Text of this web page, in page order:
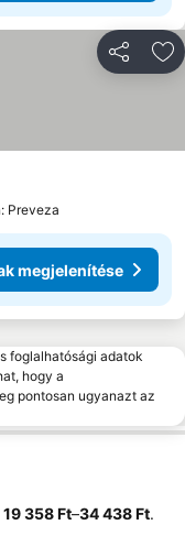
Preveza
megjelenítése
foglalhatósági adatok
hogy a
pontosan ugyanazt az
‎19 358 Ft–‎34 438 Ft.